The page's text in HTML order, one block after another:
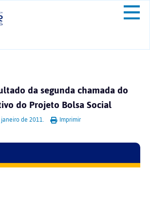
da segunda chamada do
do Projeto Bolsa Social
de 2011. Imprimir